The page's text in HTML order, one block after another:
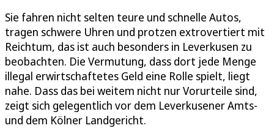
Sie fahren nicht selten teure und schnelle Autos,
tragen schwere Uhren und protzen extrovertiert mit
Reichtum, das ist auch besonders in Leverkusen zu
beobachten. Die Vermutung, dass dort jede Menge
illegal erwirtschaftetes Geld eine Rolle spielt, liegt
nahe. Dass das bei weitem nicht nur Vorurteile sind,
zeigt sich gelegentlich vor dem Leverkusener Amts-
und dem Kölner Landgericht.